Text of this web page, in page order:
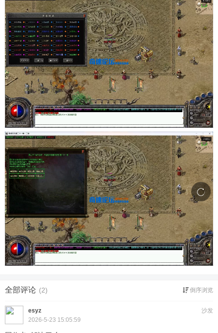
全部评论 (2) 倒序浏览
沙发
esyz
2026-5-23 15:05:59